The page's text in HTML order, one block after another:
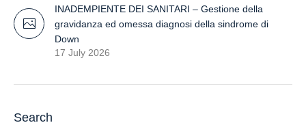
INADEMPIENTE DEI SANITARI – Gestione della
gravidanza ed omessa diagnosi della sindrome di
Down
17 July 2026
Search